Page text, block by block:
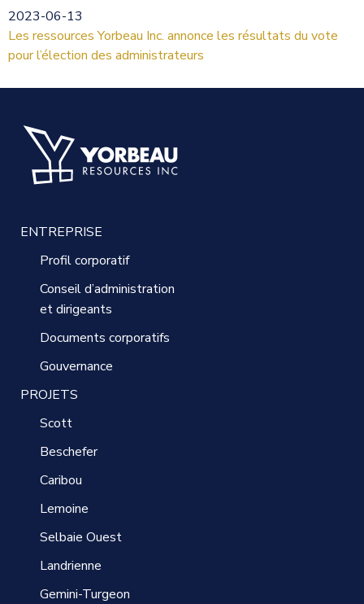
2023-06-13
Les ressources Yorbeau Inc. annonce les résultats du vote
pour l’élection des administrateurs
ENTREPRISE
Profil corporatif
Conseil d’administration
et dirigeants
Documents corporatifs
Gouvernance
PROJETS
Scott
Beschefer
Caribou
Lemoine
Selbaie Ouest
Landrienne
Gemini-Turgeon